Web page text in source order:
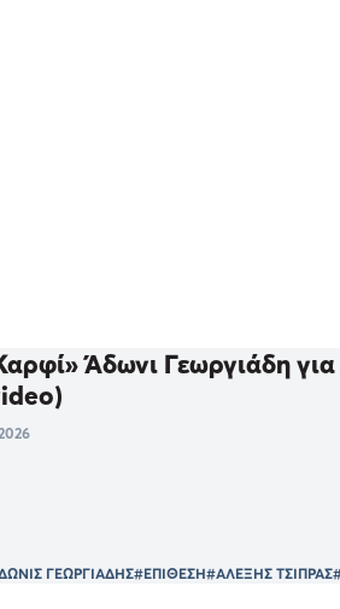
Άδωνι Γεωργιάδη
ΓΕΩΡΓΙΑΔΗΣ#ΕΠΙΘΕΣΗ#ΑΛΕΞΗΣ ΤΣΙΠΡΑΣ